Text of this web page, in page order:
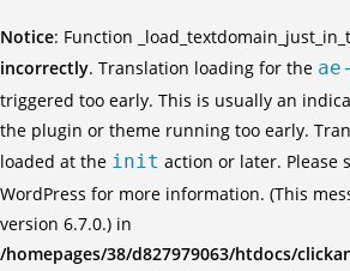
Notice: Function
incorrectly. Translation loading for the
triggered too early. This is usually an
the plugin or theme running too early.
loaded at the init action or later. Please
WordPress for more information. (This
version 6.7.0.) in
/homepages/38/d827979063/htdocs/